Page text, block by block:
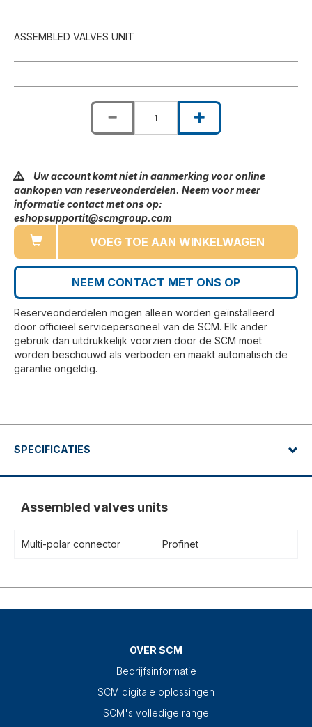
ASSEMBLED VALVES UNIT
Uw account komt niet in aanmerking voor online
aankopen van reserveonderdelen. Neem voor meer
informatie contact met ons op:
eshopsupportit@scmgroup.com
VOEG TOE AAN WINKELWAGEN
NEEM CONTACT MET ONS OP
Reserveonderdelen mogen alleen worden geïnstalleerd
door officieel servicepersoneel van de SCM. Elk ander
gebruik dan uitdrukkelijk voorzien door de SCM moet
worden beschouwd als verboden en maakt automatisch de
garantie ongeldig.
SPECIFICATIES
Assembled valves units
Multi-polar connector Profinet
OVER SCM
Bedrijfsinformatie
SCM digitale oplossingen
SCM's volledige range